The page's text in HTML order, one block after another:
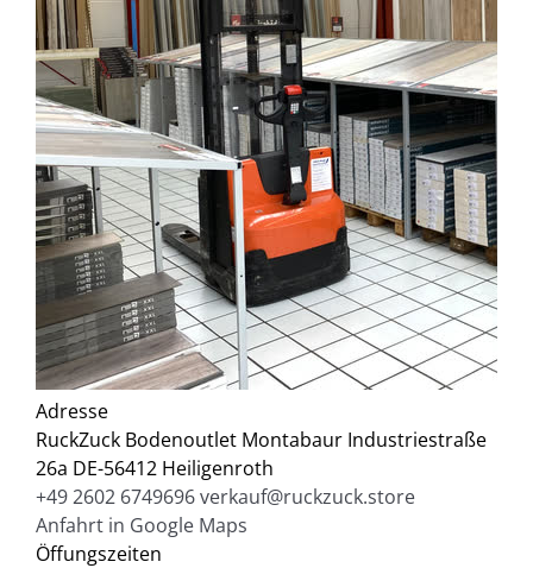
Adresse
RuckZuck Bodenoutlet Montabaur Industriestraße
26a DE-56412 Heiligenroth
+49 2602 6749696verkauf@ruckzuck.store
Anfahrt in Google Maps
Öffungszeiten